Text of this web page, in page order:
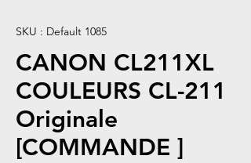
SKU : Default 1085
CANON CL211XL
COULEURS CL-211
Originale
[COMMANDE ]